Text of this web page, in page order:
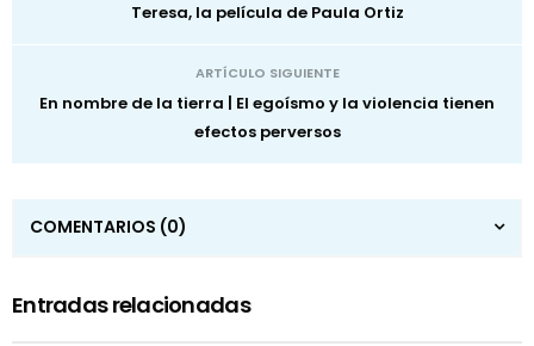
Teresa, la película de Paula Ortiz
ARTÍCULO SIGUIENTE
En nombre de la tierra | El egoísmo y la violencia tienen
efectos perversos
COMENTARIOS (0)
Entradas relacionadas